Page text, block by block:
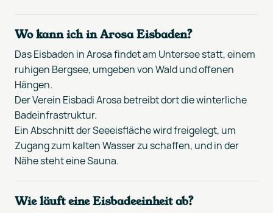
Wo kann ich in Arosa Eisbaden?
Das Eisbaden in Arosa findet am Untersee statt, einem
ruhigen Bergsee, umgeben von Wald und offenen
Hängen.
Der Verein Eisbadi Arosa betreibt dort die winterliche
Badeinfrastruktur.
Ein Abschnitt der Seeeisfläche wird freigelegt, um
Zugang zum kalten Wasser zu schaffen, und in der
Nähe steht eine Sauna.
Wie läuft eine Eisbadeeinheit ab?